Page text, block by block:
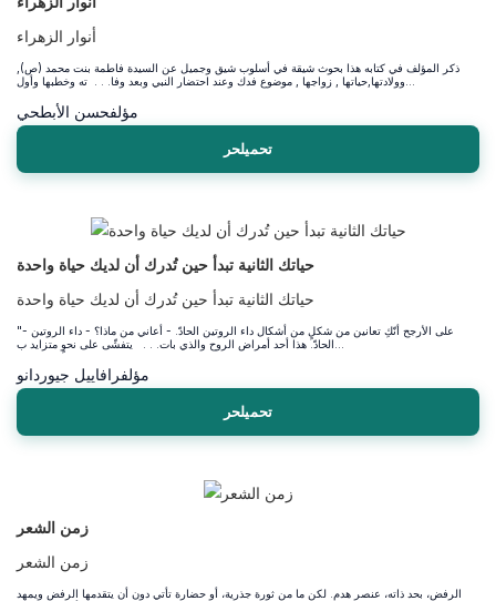
أنوار الزهراء
ذكر المؤلف في كتابه هذا بحوث شيقة في أسلوب شيق وجميل عن السيدة فاطمة بنت محمد (ص),
مؤلفحسن الأبطحي
تحميلحر
حياتك الثانية تبدأ حين تُدرك أن لديك حياة واحدة
حياتك الثانية تبدأ حين تُدرك أن لديك حياة واحدة
"- على الأرجح أنّكِ تعانين من شكلٍ من أشكال داء الروتين الحادّ. - أعاني من ماذا؟ - داء الروتين
مؤلفرافاييل جيوردانو
تحميلحر
زمن الشعر
زمن الشعر
الرفض، بحد ذاته، عنصر هدم. لكن ما من ثورة جذرية، أو حضارة تأتي دون أن يتقدمها الرفض ويمهد